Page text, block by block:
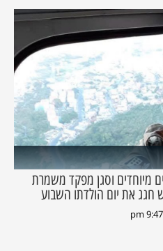
מיוחדים וסגן מפקד משמרת
את יום הולדתו השבוע
9:47 pm